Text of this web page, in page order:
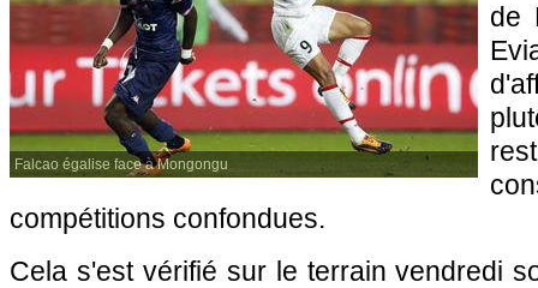
Falcao égalise face à Mongongu
de
compétitions confondues.
Cela s'est vérifié sur le terrain vendredi